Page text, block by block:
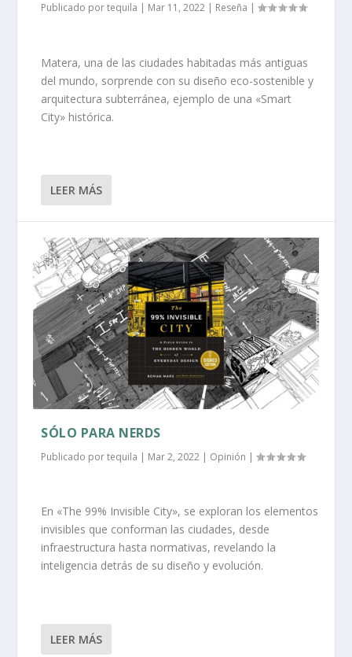
Publicado portequila Mar 11, 2022 Reseña |
Matera, una de las ciudades habitadas más antiguas
del mundo, sorprende con su diseño eco-sostenible y
arquitectura subterránea, ejemplo de una «Smart
City» histórica.
LEER MÁS
SÓLO PARA NERDS
Publicado portequila | Mar 2, 2022 | Opinión |
En «The 99% Invisible City», se exploran los elementos
invisibles que conforman las ciudades, desde
infraestructura hasta normativas, revelando la
inteligencia detrás de su diseño y evolución.
LEER MÁS